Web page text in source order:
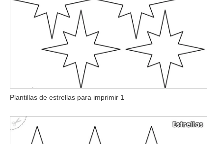
Plantillas de estrellas para imprimir 1